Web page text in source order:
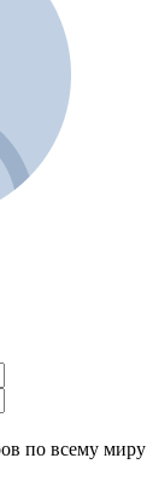
по всему миру